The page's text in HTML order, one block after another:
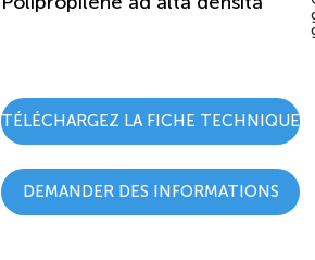
TÉLÉCHARGEZ LA FICHE TECHNIQUE
DEMANDER DES INFORMATIONS